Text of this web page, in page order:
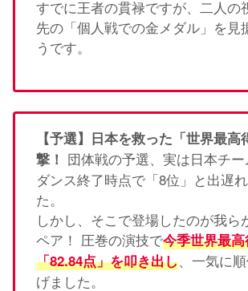
すでに王者の貫禄ですが、二人の
先の「個人戦での金メダル」を見
うです。
【予選】日本を救った「世界最高
撃！ 団体戦の予選、実は日本チ
ダンス終了時点で「8位」と出遅
た。
しかし、そこで登場したのが我ら
ペア！ 圧巻の演技で今季世界最
「82.84点」を叩き出し、一気に
げました。